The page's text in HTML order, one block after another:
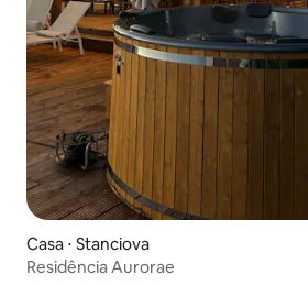
Casa ⋅ Stanciova
Residência Aurorae